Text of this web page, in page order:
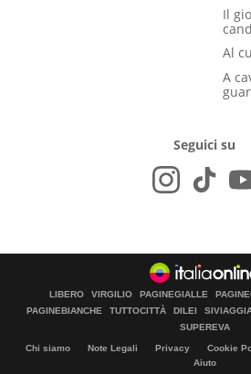
Il
Al
A
Seguici su
LIBERO VIRGILIO PAGINEGIALLE
PAGINEBIANCHE
TUTTOCITTÀ DILEI
SUPEREVA
Chi siamo Note Legali Privacy Cookie
Aiuto